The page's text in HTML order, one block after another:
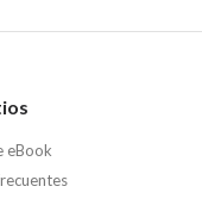
eBook